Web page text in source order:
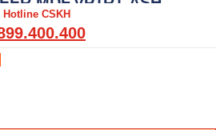
Hotline CSKH